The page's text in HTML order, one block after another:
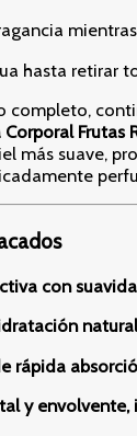
hasta retirar
completo,
Frutas
más suave,
con
rápida
y